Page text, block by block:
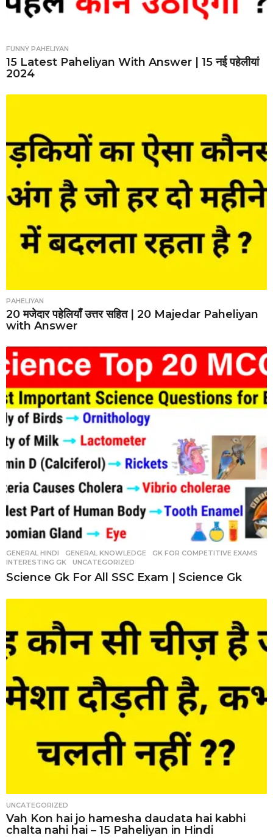
FUNNY PAHELIYAN
15 Latest Paheliyan With Answer | 15 नई पहेलीयां
2024
PAHELIYAN
20 मजेदार पहेलियाँ उत्तर सहित | 20 Majedar Paheliyan
with Answer
GENERAL HINDI ,GENERAL KNOWLEDGE ,GK FOR COMPETITIVE EXAMS
INTERESTING GK
,UNCATEGORIZED
Science Gk For All SSC Exam | Science Gk
UNCATEGORIZED
Vah Kon hai jo hamesha daudata hai kabhi
chalta nahi hai – 15 Paheliyan in Hindi